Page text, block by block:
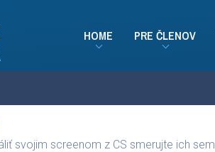
HOME PRE ČLENOV
svojim screenom z CS smerujte ich sem